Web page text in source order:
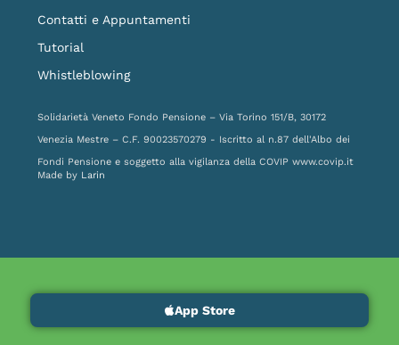
Contatti e Appuntamenti
Tutorial
Whistleblowing
Solidarietà Veneto Fondo Pensione – Via Torino 151/B, 30172
Venezia Mestre – C.F. 90023570279 - Iscritto al n.87 dell'Albo dei
Fondi Pensione e soggetto alla vigilanza della COVIP www.covip.it
Made by Larin
App Store